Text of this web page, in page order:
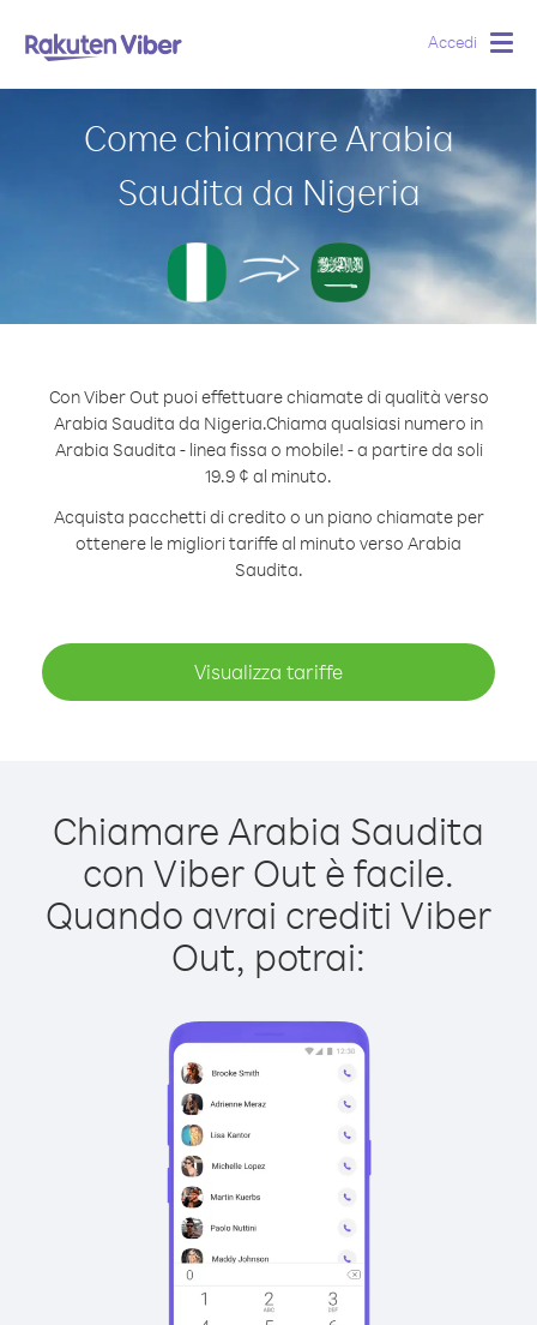
Accedi
Come chiamare Arabia
Saudita da Nigeria
Con Viber Out puoi effettuare chiamate di qualità verso
Arabia Saudita da Nigeria.Chiama qualsiasi numero in
Arabia Saudita - linea fissa o mobile! - a partire da soli
19.9 ¢ al minuto.
Acquista pacchetti di credito o un piano chiamate per
ottenere le migliori tariffe al minuto verso Arabia
Saudita.
Visualizza tariffe
Chiamare Arabia Saudita
con Viber Out è facile.
Quando avrai crediti Viber
Out, potrai: